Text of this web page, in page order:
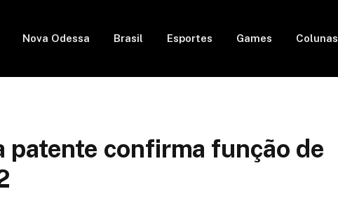
Nova Odessa Brasil Esportes Games Colunas
patente confirma função de